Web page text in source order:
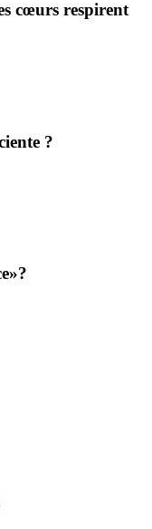
cœurs respirent
?